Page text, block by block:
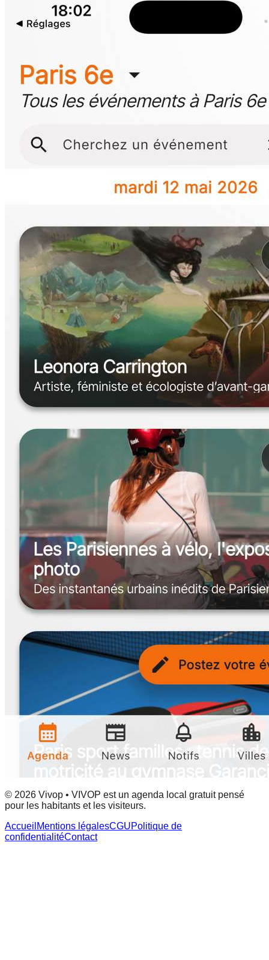
© 2026 Vivop • VIVOP est un agenda local gratuit pensé
pour les habitants et les visiteurs.
Accueil Mentions légalesCGUPolitique de
confidentialitéContact